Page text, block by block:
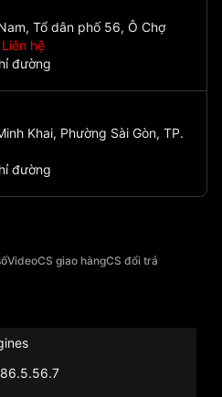
Tổ dân phố 56, Ô Chợ
Liên hệ
đường
Khai, Phường Sài Gòn, TP.
đường
VideoCS giao hàngCS đổi trả